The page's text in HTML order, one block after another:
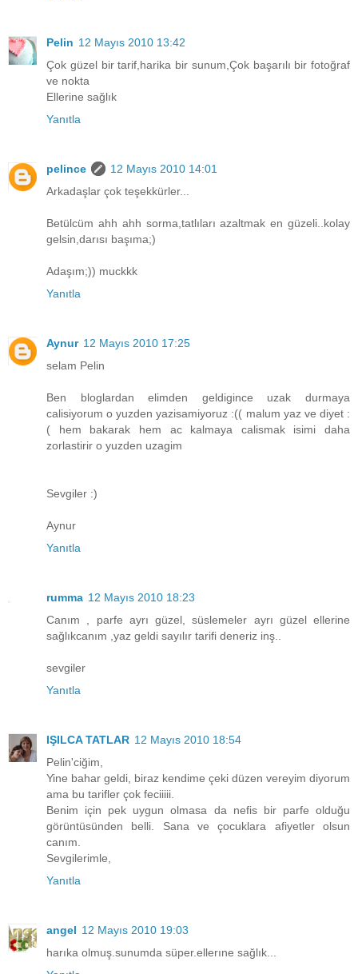
Pelin 12 Mayıs 2010 13:42
Çok güzel bir tarif,harika bir sunum,Çok başarılı bir fotoğraf
ve nokta
Ellerine sağlık
Yanıtla
pelince
12 Mayıs 2010 14:01
Arkadaşlar çok teşekkürler...
Betülcüm ahh ahh sorma,tatlıları azaltmak en güzeli..kolay
gelsin,darısı başıma;)
Adaşım;)) muckkk
Yanıtla
Aynur 12 Mayıs 2010 17:25
selam Pelin
Ben bloglardan elimden geldigince uzak durmaya
calisiyorum o yuzden yazisamiyoruz :(( malum yaz ve diyet :
( hem bakarak hem ac kalmaya calismak isimi daha
zorlastirir o yuzden uzagim
Sevgiler :)
Aynur
Yanıtla
rumma 12 Mayıs 2010 18:23
Canım , parfe ayrı güzel, süslemeler ayrı güzel ellerine
sağlıkcanım ,yaz geldi sayılır tarifi deneriz inş..
sevgiler
Yanıtla
IŞILCA TATLAR 12 Mayıs 2010 18:54
Pelin'ciğim,
Yine bahar geldi, biraz kendime çeki düzen vereyim diyorum
ama bu tarifler çok feciiiii.
Benim için pek uygun olmasa da nefis bir parfe olduğu
görüntüsünden belli. Sana ve çocuklara afiyetler olsun
canım.
Sevgilerimle,
Yanıtla
angel 12 Mayıs 2010 19:03
harıka olmuş.sunumda süper.ellerıne sağlık...